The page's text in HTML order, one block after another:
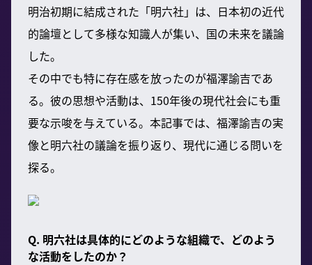
明治初期に結成された「明六社」は、日本初の近代
的論壇として多様な知識人が集い、国の未来を議論
した。
その中でも特に存在感を放ったのが福澤諭吉であ
る。彼の思想や活動は、150年後の現代社会にも重
要な示唆を与えている。本記事では、福澤諭吉の実
像と明六社の議論を振り返り、現代に通じる問いを
探る。
Q. 明六社は具体的にどのような組織で、どのよう
な活動をしたのか？